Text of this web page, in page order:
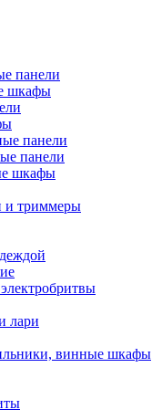
панели
шкафы
панели
панели
шкафы
и триммеры
лари
винные шкафы